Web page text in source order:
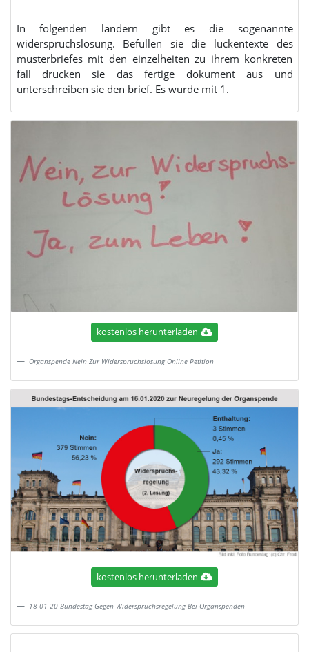
In folgenden ländern gibt es die sogenannte
widerspruchslösung. Befüllen sie die lückentexte des
musterbriefes mit den einzelheiten zu ihrem konkreten
fall drucken sie das fertige dokument aus und
unterschreiben sie den brief. Es wurde mit 1.
kostenlos herunterladen
Organspende Nein Zur Widerspruchslosung Online Petition
kostenlos herunterladen
18 01 20 Bundestag Gegen Widerspruchsregelung Bei Organspenden